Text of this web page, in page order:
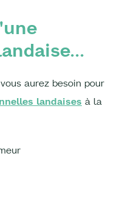
aurez besoin pour
landaises à la